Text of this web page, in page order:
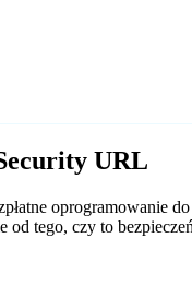
URL
oprogramowanie
od tego, czy to